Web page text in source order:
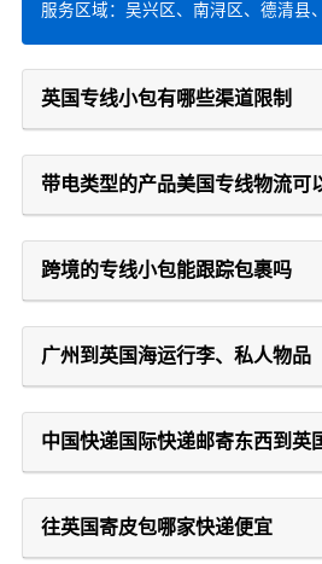
服务区域：吴兴区、南浔区、德清县
英国专线小包有哪些渠道限制
带电类型的产品美国专线物流可
跨境的专线小包能跟踪包裹吗
广州到英国海运行李、私人物品
中国快递国际快递邮寄东西到英
往英国寄皮包哪家快递便宜